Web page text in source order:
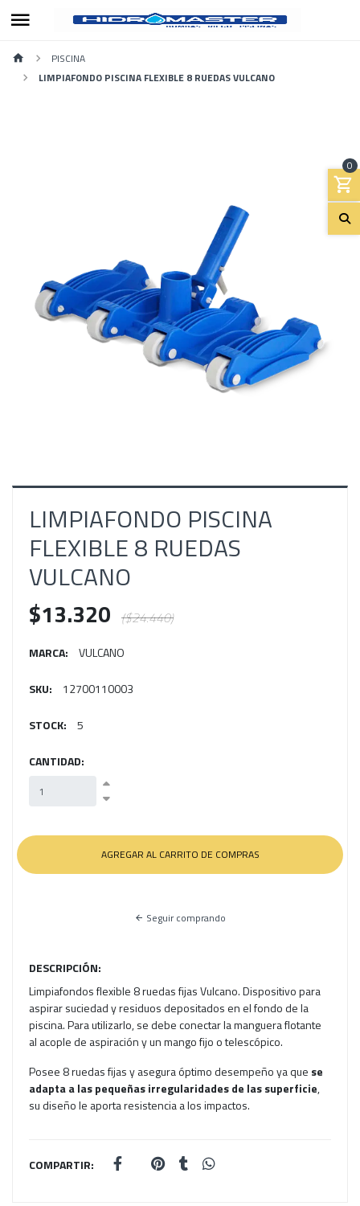
0
PISCINA
LIMPIAFONDO PISCINA FLEXIBLE 8 RUEDAS VULCANO
LIMPIAFONDO PISCINA
FLEXIBLE 8 RUEDAS
VULCANO
$13.320 ($24.440)
MARCA: VULCANO
SKU: 12700110003
STOCK: 5
CANTIDAD:
Seguir comprando
DESCRIPCIÓN:
Limpiafondos flexible 8 ruedas fijas Vulcano. Dispositivo para
aspirar suciedad y residuos depositados en el fondo de la
piscina. Para utilizarlo, se debe conectar la manguera flotante
al acople de aspiración y un mango fijo o telescópico.
Posee 8 ruedas fijas y asegura óptimo desempeño ya que se
adapta a las pequeñas irregularidades de las superficie,
su diseño le aporta resistencia a los impactos.
COMPARTIR: